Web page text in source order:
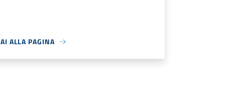
ALLA PAGINA